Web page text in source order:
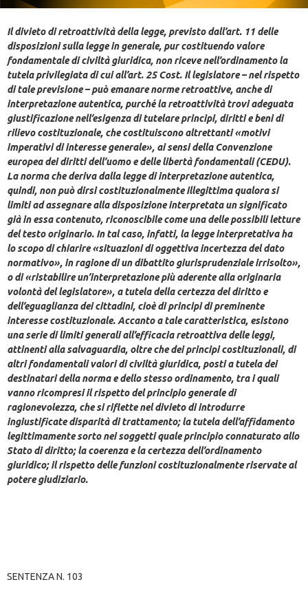
Il divieto di retroattività della legge, previsto dall’art. 11 delle
disposizioni sulla legge in generale, pur costituendo valore
fondamentale di civiltà giuridica, non riceve nell’ordinamento la
tutela privilegiata di cui all’art. 25 Cost. Il legislatore – nel rispetto
di tale previsione – può emanare norme retroattive, anche di
interpretazione autentica, purché la retroattività trovi adeguata
giustificazione nell’esigenza di tutelare principi, diritti e beni di
rilievo costituzionale, che costituiscono altrettanti «motivi
imperativi di interesse generale», ai sensi della Convenzione
europea dei diritti dell’uomo e delle libertà fondamentali (CEDU).
La norma che deriva dalla legge di interpretazione autentica,
quindi, non può dirsi costituzionalmente illegittima qualora si
limiti ad assegnare alla disposizione interpretata un significato
già in essa contenuto, riconoscibile come una delle possibili letture
del testo originario. In tal caso, infatti, la legge interpretativa ha
lo scopo di chiarire «situazioni di oggettiva incertezza del dato
normativo», in ragione di un dibattito giurisprudenziale irrisolto»,
o di «ristabilire un’interpretazione più aderente alla originaria
volontà del legislatore», a tutela della certezza del diritto e
dell’eguaglianza dei cittadini, cioè di principi di preminente
interesse costituzionale. Accanto a tale caratteristica, esistono
una serie di limiti generali all’efficacia retroattiva delle leggi,
attinenti alla salvaguardia, oltre che dei principi costituzionali, di
altri fondamentali valori di civiltà giuridica, posti a tutela dei
destinatari della norma e dello stesso ordinamento, tra i quali
vanno ricompresi il rispetto del principio generale di
ragionevolezza, che si riflette nel divieto di introdurre
ingiustificate disparità di trattamento; la tutela dell’affidamento
legittimamente sorto nei soggetti quale principio connaturato allo
Stato di diritto; la coerenza e la certezza dell’ordinamento
giuridico; il rispetto delle funzioni costituzionalmente riservate al
potere giudiziario.
SENTENZA N. 103